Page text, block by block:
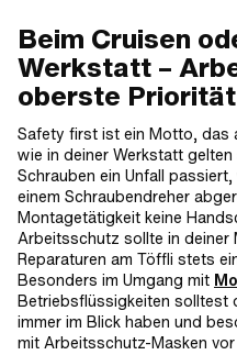
Beim Cruisen
Werkstatt –
oberste Priorität
Safety first ist ein Motto, das
wie in deiner Werkstatt
Schrauben ein Unfall
einem Schraubendreher
Montagetätigkeit keine
Arbeitsschutz sollte in deiner
Reparaturen am Töffli stets
Besonders im Umgang mit
Betriebsflüssigkeiten solltest
immer im Blick haben und
mit Arbeitsschutz-Masken